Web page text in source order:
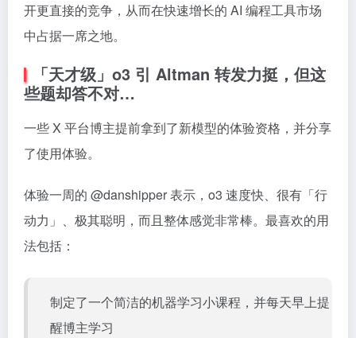
开更直接的竞争，从而在快速增长的 AI 编程工具市场
中占据一席之地。
「天才级」o3 引 Altman 转发力挺，但这
些题却答不对…
一些 X 平台博主提前拿到了新模型的体验资格，并分享
了使用体验。
体验一周的 @danshipper 表示，o3 速度快、很有「行
动力」、极其聪明，而且整体感觉非常棒。最喜欢的用
法包括：
制定了一个简洁的机器学习小课程，并每天早上提
醒博主学习